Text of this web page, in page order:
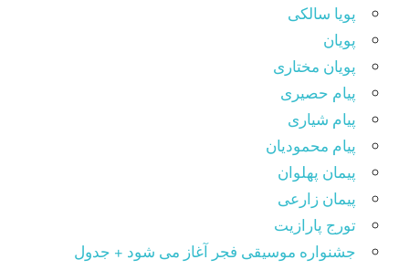
پویا سالکی
پویان
پویان مختاری
پیام حصیری
پیام شیاری
پیام محمودیان
پیمان پهلوان
پیمان زارعی
تورج پارازیت
جشنواره موسیقی فجر آغاز می شود + جدول